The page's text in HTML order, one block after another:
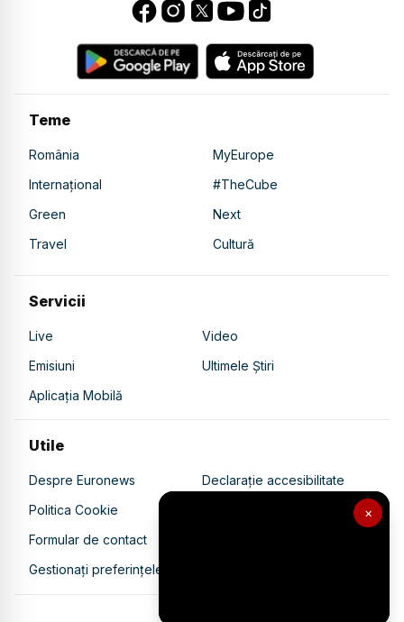
×
Teme
România
MyEurope
Internațional
#TheCube
Green
Next
Travel
Cultură
Servicii
Live
Video
Emisiuni
Ultimele Știri
Aplicația Mobilă
Utile
Despre Euronews
Declarație accesibilitate
Politica Cookie
Politica de confidențialitate
Formular de contact
Gestionați preferințele